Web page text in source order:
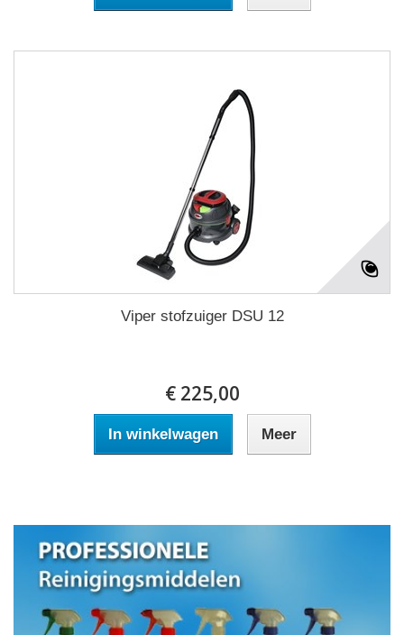
Viper stofzuiger DSU 12
€ 225,00
In winkelwagen Meer